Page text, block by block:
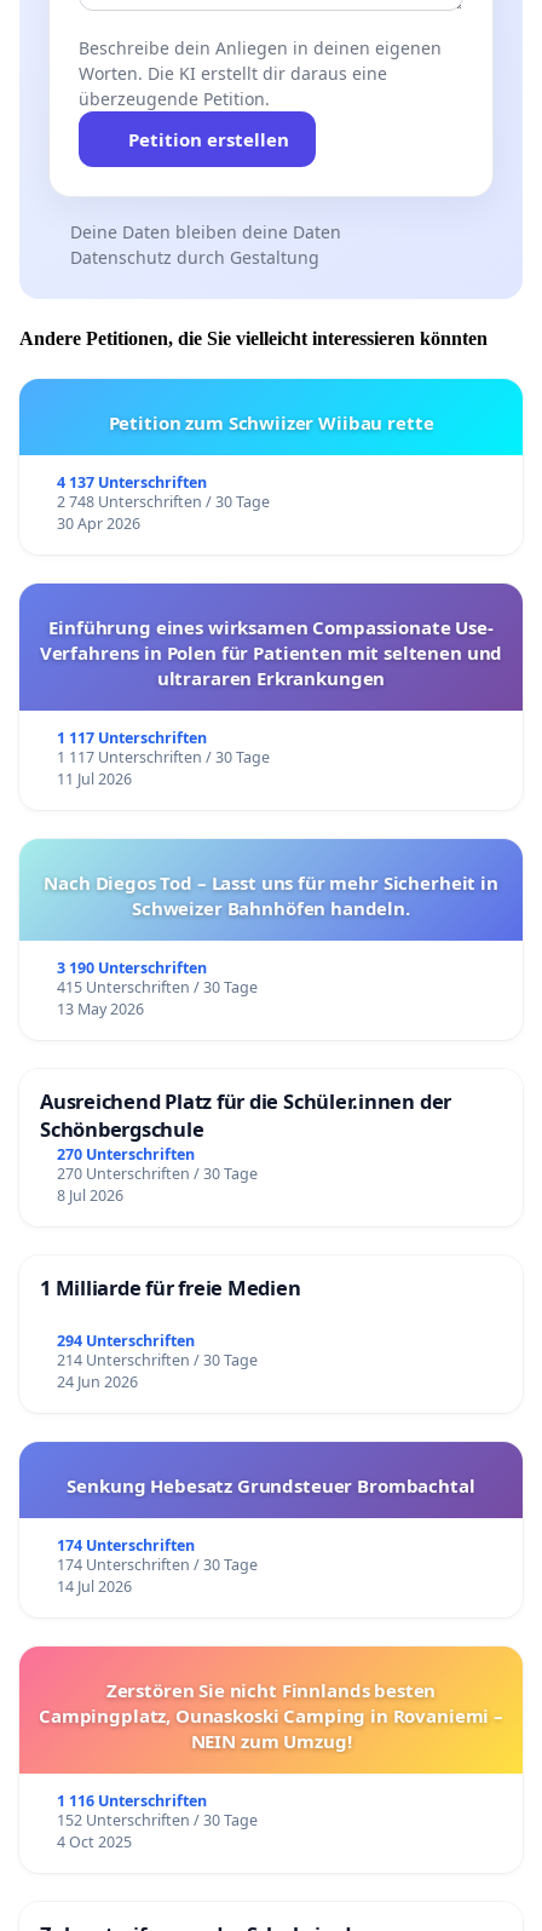
Beschreibe dein Anliegen in deinen eigenen
Worten. Die KI erstellt dir daraus eine
überzeugende Petition.
Petition erstellen
Deine Daten bleiben deine Daten
Datenschutz durch Gestaltung
Andere Petitionen, die Sie vielleicht interessieren könnten
Petition zum Schwiizer Wiibau rette
4 137 Unterschriften
2 748 Unterschriften / 30 Tage
30 Apr 2026
Einführung eines wirksamen Compassionate Use-
Verfahrens in Polen für Patienten mit seltenen und
ultrararen Erkrankungen
1 117 Unterschriften
1 117 Unterschriften / 30 Tage
11 Jul 2026
Nach Diegos Tod – Lasst uns für mehr Sicherheit in
Schweizer Bahnhöfen handeln.
3 190 Unterschriften
415 Unterschriften / 30 Tage
13 May 2026
Ausreichend Platz für die Schüler.innen der
Schönbergschule
270 Unterschriften
270 Unterschriften / 30 Tage
8 Jul 2026
1 Milliarde für freie Medien
294 Unterschriften
214 Unterschriften / 30 Tage
24 Jun 2026
Senkung Hebesatz Grundsteuer Brombachtal
174 Unterschriften
174 Unterschriften / 30 Tage
14 Jul 2026
Zerstören Sie nicht Finnlands besten
Campingplatz, Ounaskoski Camping in Rovaniemi –
NEIN zum Umzug!
1 116 Unterschriften
152 Unterschriften / 30 Tage
4 Oct 2025